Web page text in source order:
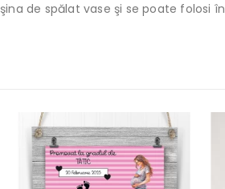
de spălat vase şi se poate folosi